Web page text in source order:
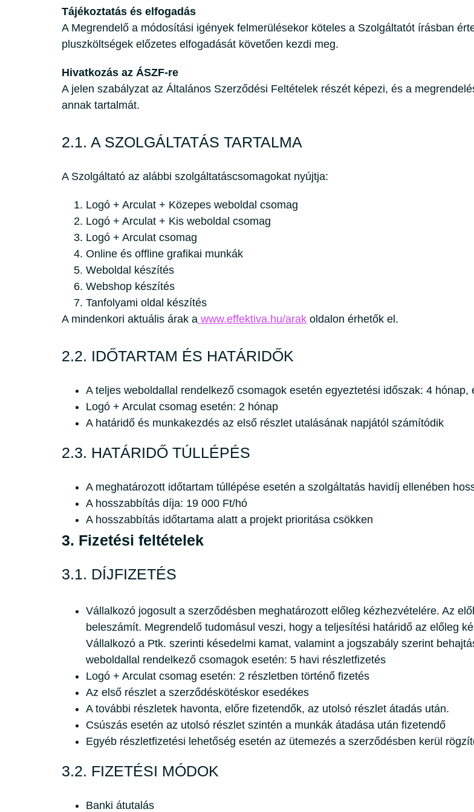
Tájékoztatás és elfogadás
A Megrendelő a módosítási igények felmerülésekor köteles a Szolgáltatót írásban
pluszköltségek előzetes elfogadását követően kezdi meg.
Hivatkozás az ÁSZF-re
A jelen szabályzat az Általános Szerződési Feltételek részét képezi, és a
annak tartalmát.
2.1. A SZOLGÁLTATÁS TARTALMA
A Szolgáltató az alábbi szolgáltatáscsomagokat nyújtja:
Logó + Arculat + Közepes weboldal csomag
Logó + Arculat + Kis weboldal csomag
Logó + Arculat csomag
Online és offline grafikai munkák
Weboldal készítés
Webshop készítés
Tanfolyami oldal készítés
A mindenkori aktuális árak a www.effektiva.hu/arak oldalon érhetők el.
2.2. IDŐTARTAM ÉS HATÁRIDŐK
A teljes weboldallal rendelkező csomagok esetén egyeztetési időszak: 4 hónap,
Logó + Arculat csomag esetén: 2 hónap
A határidő és munkakezdés az első részlet utalásának napjától számítódik
2.3. HATÁRIDŐ TÚLLÉPÉS
A meghatározott időtartam túllépése esetén a szolgáltatás havidíj ellenében
A hosszabbítás díja: 19 000 Ft/hó
A hosszabbítás időtartama alatt a projekt prioritása csökken
3. Fizetési feltételek
3.1. DÍJFIZETÉS
Vállalkozó jogosult a szerződésben meghatározott előleg kézhezvételére. Az
beleszámít. Megrendelő tudomásul veszi, hogy a teljesítési határidő az előleg
Vállalkozó a Ptk. szerinti késedelmi kamat, valamint a jogszabály szerint
weboldallal rendelkező csomagok esetén: 5 havi részletfizetés
Logó + Arculat csomag esetén: 2 részletben történő fizetés
Az első részlet a szerződéskötéskor esedékes
A további részletek havonta, előre fizetendők, az utolsó részlet átadás után.
Csúszás esetén az utolsó részlet szintén a munkák átadása után fizetendő
Egyéb részletfizetési lehetőség esetén az ütemezés a szerződésben kerül
3.2. FIZETÉSI MÓDOK
Banki átutalás